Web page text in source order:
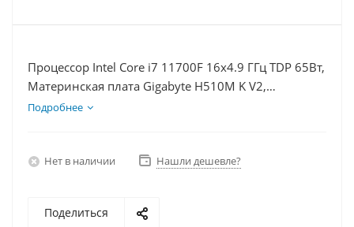
Процессор Intel Core i7 11700F 16x4.9 ГГц TDP 65Вт,
Материнская плата Gigabyte H510M K V2,
Видеокарта RTX 4060Ti 8Гб, Память DDR4 32Gb,
Подробнее
Нет в наличии Нашли дешевле?
Поделиться